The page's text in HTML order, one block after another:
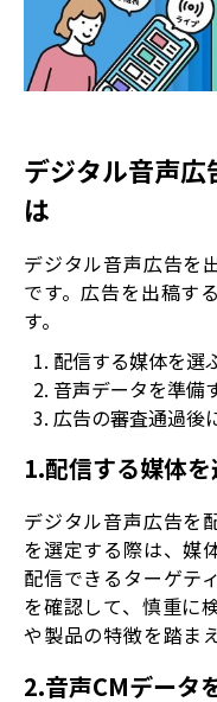
デジタル音声広
は
デジタル音声広告を
です。広告を出稿す
す。
配信する媒体を選
音声データを準備
広告の審査通過後
1.配信する媒体
デジタル音声広告を
を選定する際は、媒
配信できるターゲテ
を確認して、慎重に
や製品の特徴を踏ま
2.音声CMデータ